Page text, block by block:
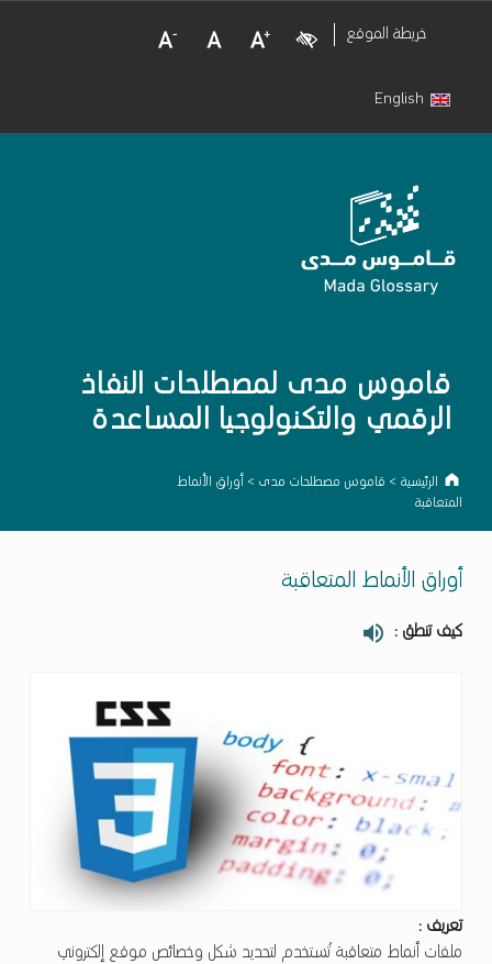
خريطة الموقع Visual Impairment
Increase Font Size
Normal Font Size
Decrease Font Size
English
قاموس مدى لمصطلحات النفاذ
الرقمي والتكنولوجيا المساعدة
الرئيسية > قاموس مصطلحات مدى > أوراق الأنماط
المتعاقبة
أوراق الأنماط المتعاقبة
كيف تنطق :
تعريف :
ملفات أنماط متعاقبة تُستخدم لتحديد شكل وخصائص موقع إلكتروني